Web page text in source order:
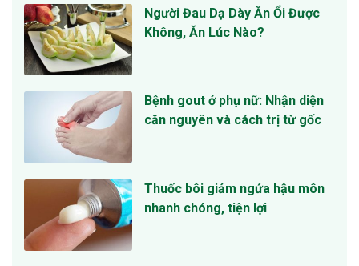
Người Đau Dạ Dày Ăn Ổi Được
Không, Ăn Lúc Nào?
Bệnh gout ở phụ nữ: Nhận diện
căn nguyên và cách trị từ gốc
Thuốc bôi giảm ngứa hậu môn
nhanh chóng, tiện lợi